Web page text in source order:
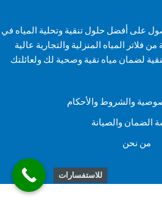
على أفضل حلول تنقية وتحلية المياه في
المياه المنزلية والتجارية عالية
لضمان مياه نقية وصحية لك ولعائلتك
والشروط والأحكام
الضمان والصيانة
من نحن
للاستفسارات